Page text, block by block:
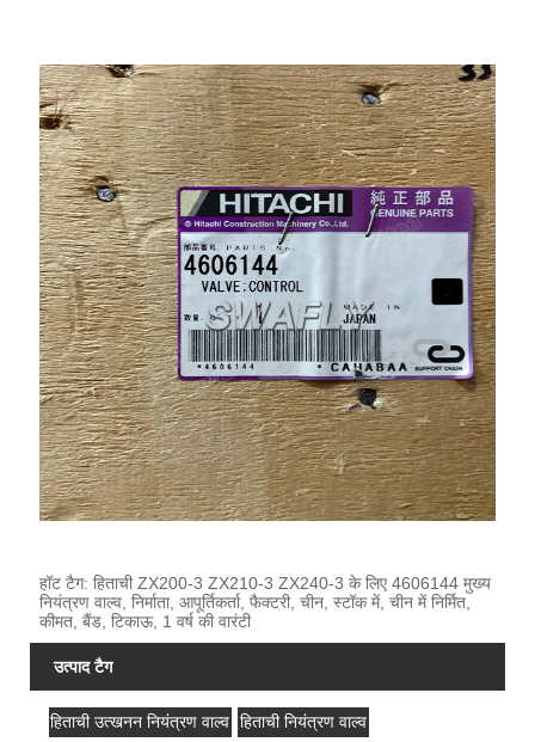
हॉट टैग: हिताची ZX200-3 ZX210-3 ZX240-3 के लिए 4606144 मुख्य
नियंत्रण वाल्व, निर्माता, आपूर्तिकर्ता, फैक्टरी, चीन, स्टॉक में, चीन में निर्मित,
कीमत, बैंड, टिकाऊ, 1 वर्ष की वारंटी
उत्पाद टैग
हिताची उत्खनन नियंत्रण वाल्व हिताची नियंत्रण वाल्व